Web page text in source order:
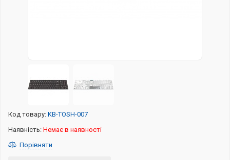
Код товару: KB-TOSH-007
Наявність: Немає в наявності
Порівняти